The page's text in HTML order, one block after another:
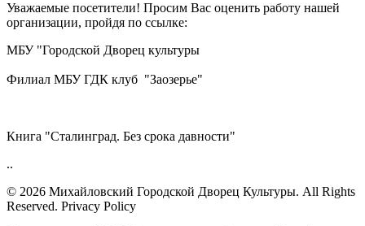
Уважаемые посетители! Просим Вас оценить работу нашей
организации, пройдя по ссылке:
МБУ "Городской Дворец культуры
Филиал МБУ ГДК клуб "Заозерье"
Книга "Сталинград. Без срока давности"
..
© 2026 Михайловский Городской Дворец Культуры. All Rights
Reserved. Privacy Policy